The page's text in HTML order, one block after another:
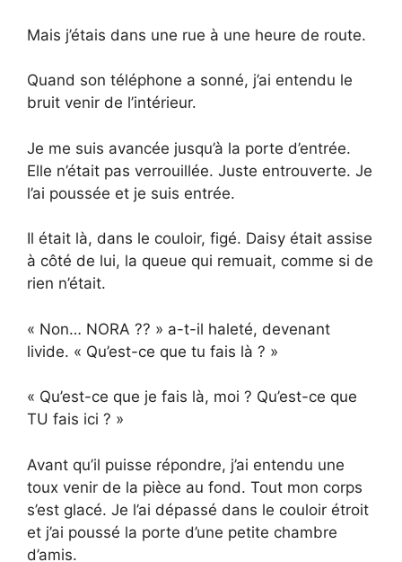
Mais j’étais dans une rue à une heure de route.
Quand son téléphone a sonné, j’ai entendu le
bruit venir de l’intérieur.
Je me suis avancée jusqu’à la porte d’entrée.
Elle n’était pas verrouillée. Juste entrouverte. Je
l’ai poussée et je suis entrée.
Il était là, dans le couloir, figé. Daisy était assise
à côté de lui, la queue qui remuait, comme si de
rien n’était.
« Non… NORA ?? » a-t-il haleté, devenant
livide. « Qu’est-ce que tu fais là ? »
« Qu’est-ce que je fais là, moi ? Qu’est-ce que
TU fais ici ? »
Avant qu’il puisse répondre, j’ai entendu une
toux venir de la pièce au fond. Tout mon corps
s’est glacé. Je l’ai dépassé dans le couloir étroit
et j’ai poussé la porte d’une petite chambre
d’amis.